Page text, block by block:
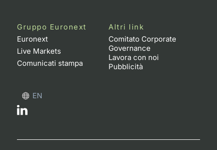
Gruppo Euronext
Euronext
Live Markets
Comunicati stampa
Altri link
Comitato Corporate
Governance
Lavora con noi
Pubblicità
EN